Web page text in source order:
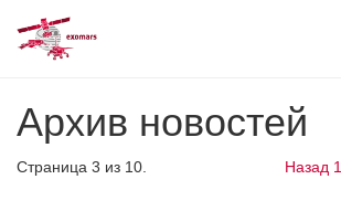
mainАрхив новостей
Страница 3 из 10. Назад 1